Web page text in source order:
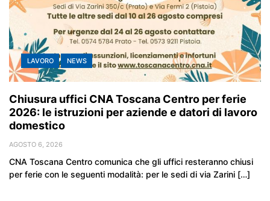
LAVORO NEWS
Chiusura uffici CNA Toscana Centro per ferie
2026: le istruzioni per aziende e datori di lavoro
domestico
AGOSTO 6, 2026
CNA Toscana Centro comunica che gli uffici resteranno chiusi
per ferie con le seguenti modalità: per le sedi di via Zarini […]